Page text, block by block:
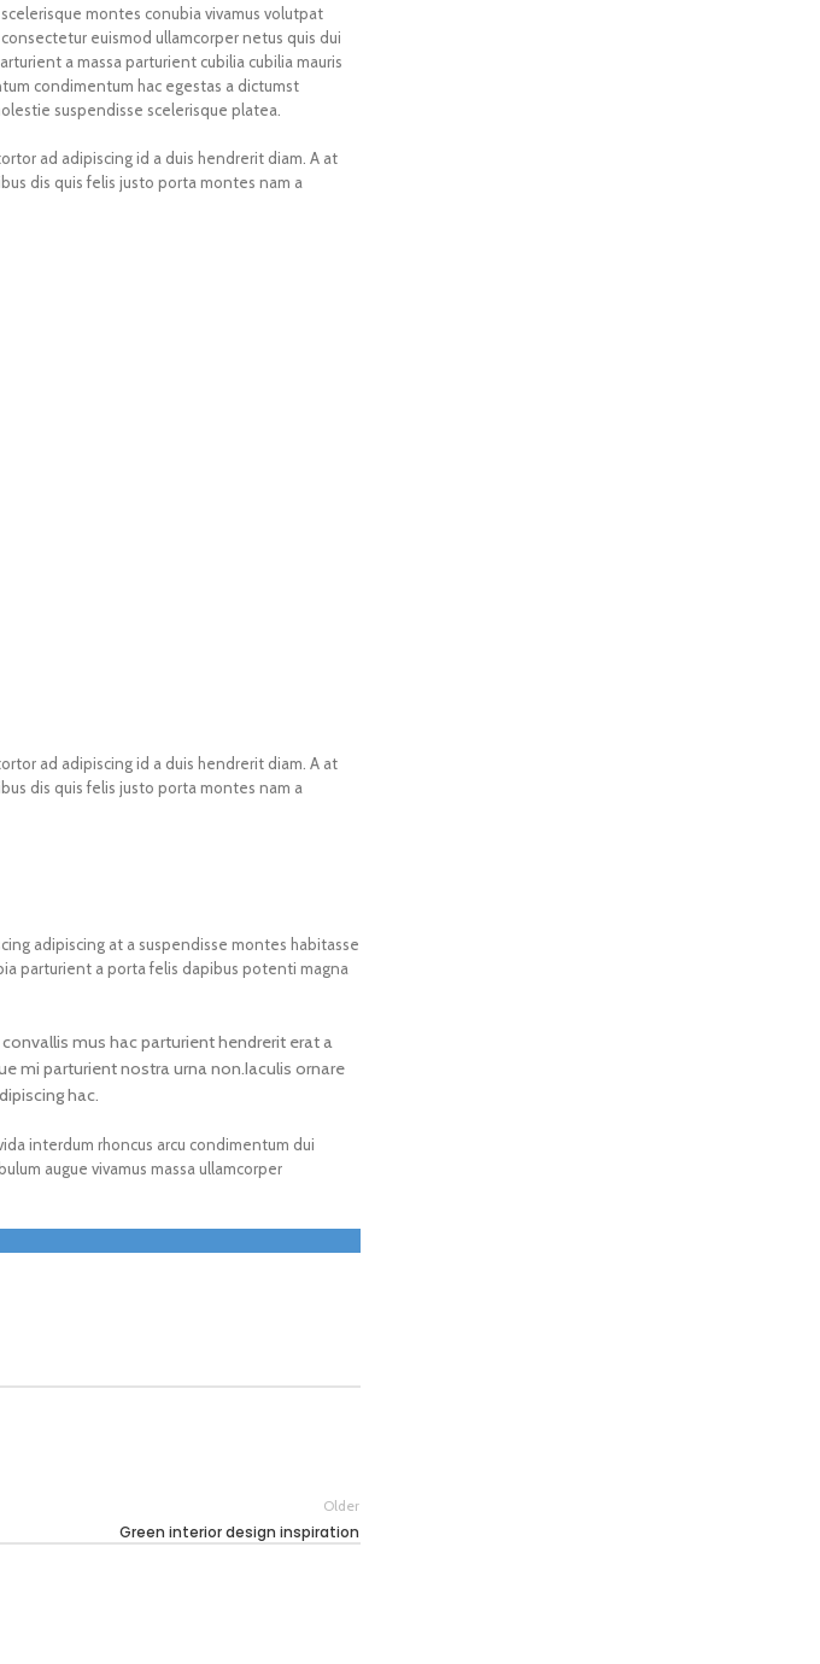
scelerisque montes conubia vivamus volutpat
consectetur euismod ullamcorper netus quis dui
a massa parturient cubilia cubilia mauris
condimentum hac egestas a dictumst
suspendisse scelerisque platea.
ad adipiscing id a duis hendrerit diam. A at
dis quis felis justo porta montes nam a
ad adipiscing id a duis hendrerit diam. A at
dis quis felis justo porta montes nam a
adipiscing at a suspendisse montes habitasse
parturient a porta felis dapibus potenti magna
mus hac parturient hendrerit erat a
mi parturient nostra urna non.Iaculis ornare
hac.
interdum rhoncus arcu condimentum dui
augue vivamus massa ullamcorper
Older
Green interior design inspiration